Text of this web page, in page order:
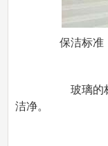
保洁标准
玻璃的标
洁净。